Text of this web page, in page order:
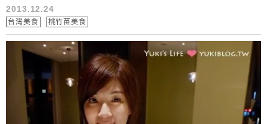
2013.12.24
台灣美食 桃竹苗美食